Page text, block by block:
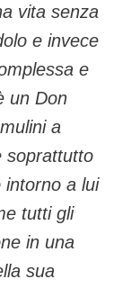
vita senza
e invece
e
un Don
a
soprattutto
intorno a lui
tutti gli
in una
sua